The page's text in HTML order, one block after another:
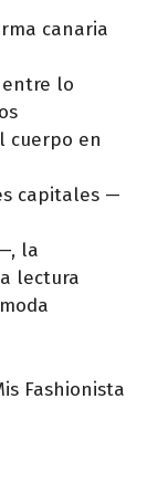
canaria
lo
cuerpo en
capitales —
la
lectura
Fashionista